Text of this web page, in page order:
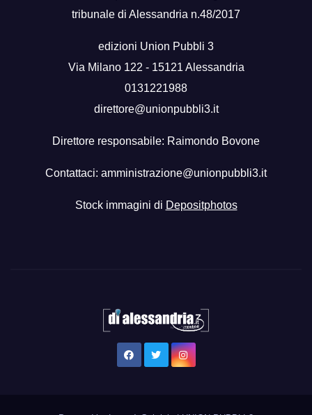
tribunale di Alessandria n.48/2017
edizioni Union Pubbli 3
Via Milano 122 - 15121 Alessandria
0131221988
direttore@unionpubbli3.it
Direttore responsabile: Raimondo Bovone
Contattaci: amministrazione@unionpubbli3.it
Stock immagini di Depositphotos